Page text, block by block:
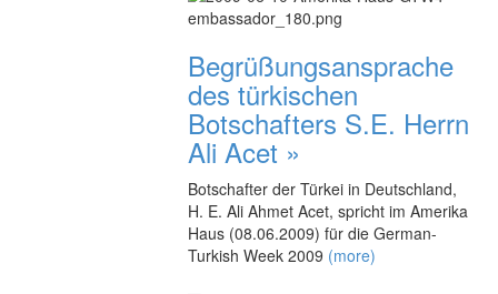
Begrüßungsansprache
des türkischen
Botschafters S.E. Herrn
Ali Acet »
Botschafter der Türkei in Deutschland,
H. E. Ali Ahmet Acet, spricht im Amerika
Haus (08.06.2009) für die German-
Turkish Week 2009 (more)